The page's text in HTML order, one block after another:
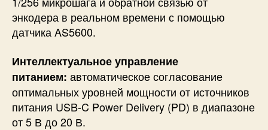
энкодера в реальном времени с помощью
датчика AS5600.
Интеллектуальное управление
питанием: автоматическое согласование
оптимальных уровней мощности от источников
питания USB-C Power Delivery (PD) в диапазоне
от 5 В до 20 В.